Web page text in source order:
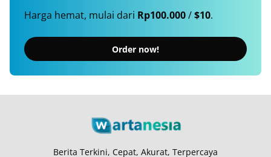
Harga hemat, mulai dari Rp100.000/$10.
Order now!
Berita Terkini, Cepat, Akurat, Terpercaya